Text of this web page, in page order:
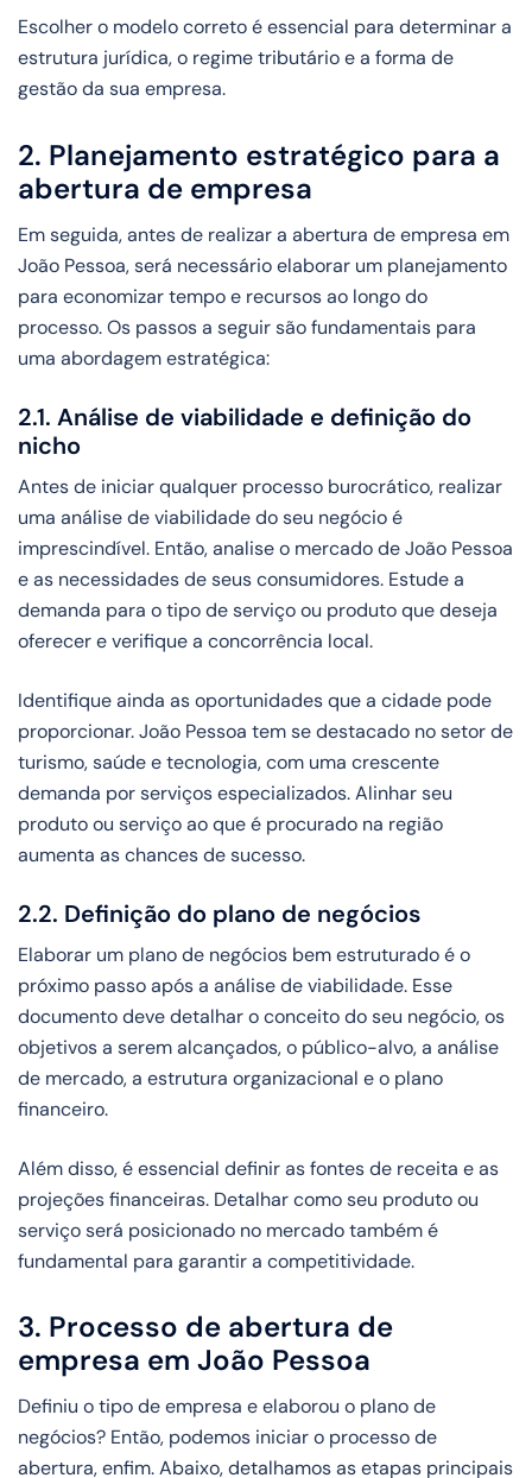
Escolher o modelo correto é essencial para determinar a
estrutura jurídica, o regime tributário e a forma de
gestão da sua empresa.
2. Planejamento estratégico para a
abertura de empresa
Em seguida, antes de realizar a abertura de empresa em
João Pessoa, será necessário elaborar um planejamento
para economizar tempo e recursos ao longo do
processo. Os passos a seguir são fundamentais para
uma abordagem estratégica:
2.1. Análise de viabilidade e definição do
nicho
Antes de iniciar qualquer processo burocrático, realizar
uma análise de viabilidade do seu negócio é
imprescindível. Então, analise o mercado de João Pessoa
e as necessidades de seus consumidores. Estude a
demanda para o tipo de serviço ou produto que deseja
oferecer e verifique a concorrência local.
Identifique ainda as oportunidades que a cidade pode
proporcionar. João Pessoa tem se destacado no setor de
turismo, saúde e tecnologia, com uma crescente
demanda por serviços especializados. Alinhar seu
produto ou serviço ao que é procurado na região
aumenta as chances de sucesso.
2.2. Definição do plano de negócios
Elaborar um plano de negócios bem estruturado é o
próximo passo após a análise de viabilidade. Esse
documento deve detalhar o conceito do seu negócio, os
objetivos a serem alcançados, o público-alvo, a análise
de mercado, a estrutura organizacional e o plano
financeiro.
Além disso, é essencial definir as fontes de receita e as
projeções financeiras. Detalhar como seu produto ou
serviço será posicionado no mercado também é
fundamental para garantir a competitividade.
3. Processo de abertura de
empresa em João Pessoa
Definiu o tipo de empresa e elaborou o plano de
negócios? Então, podemos iniciar o processo de
abertura, enfim. Abaixo, detalhamos as etapas principais